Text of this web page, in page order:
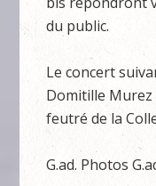
du public.
Le concert
Domitille Murez
feutré de la
G.ad. Photos